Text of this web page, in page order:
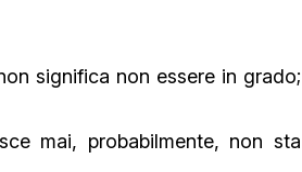
significa non essere in grado;
mai, probabilmente, non sta